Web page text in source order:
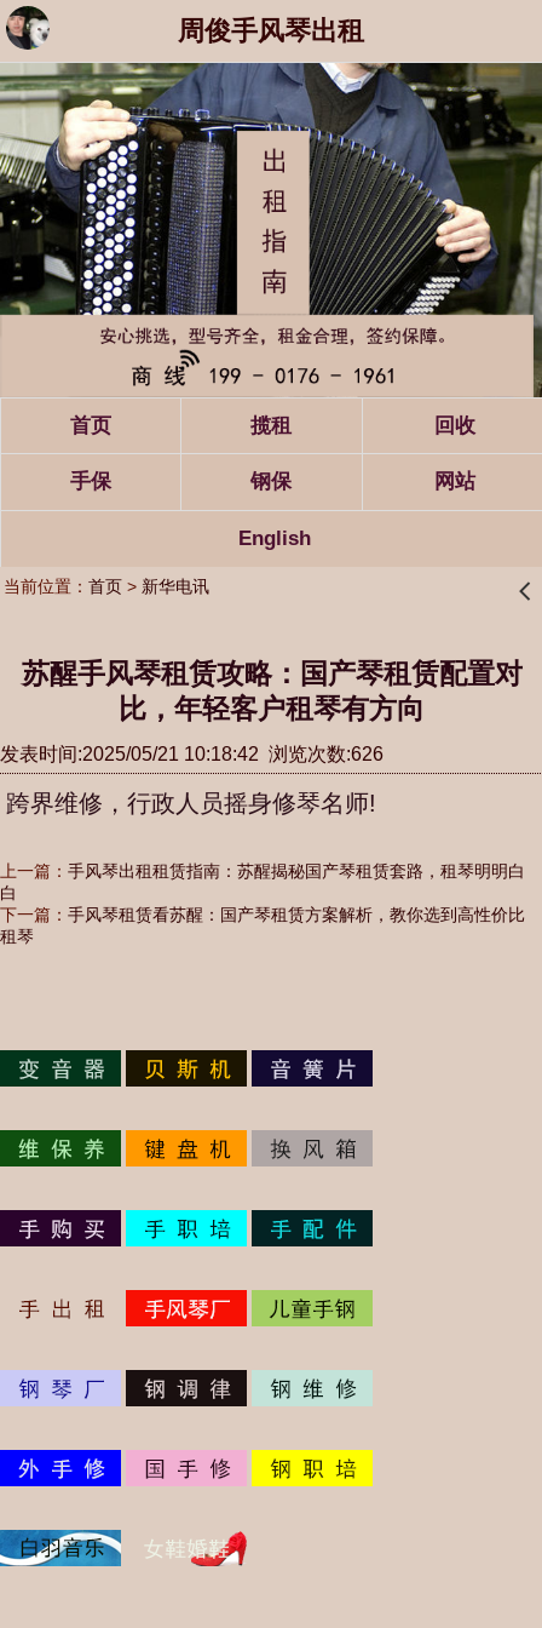
周俊手风琴出租
首页 揽租 回收
手保 钢保 网站
English
当前位置： 首页> 新华电讯 󰊒
苏醒手风琴租赁攻略：国产琴租赁配置对
比，年轻客户租琴有方向
发表时间:2025/05/21 10:18:42 浏览次数:626
跨界维修，行政人员摇身修琴名师!
上一篇： 手风琴出租租赁指南：苏醒揭秘国产琴租赁套路，租琴明明白
白
下一篇： 手风琴租赁看苏醒：国产琴租赁方案解析，教你选到高性价比
租琴